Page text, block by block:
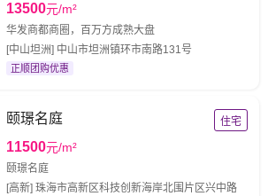
13500元/m²
华发商都商圈，百万方成熟大盘
[中山坦洲] 中山市坦洲镇环市南路131号
正顺团购优惠
颐璟名庭 住宅
11500元/m²
颐璟名庭
[高新] 珠海市高新区科技创新海岸北围片区兴中路